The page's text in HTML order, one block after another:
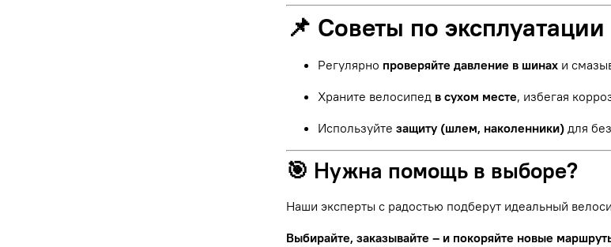
📌 Советы по эксплуатации
Регулярно проверяйте давление в шинах и
Храните велосипед в сухом месте, избегая
Используйте защиту (шлем, наколенники) для
🎯 Нужна помощь в выборе?
Наши эксперты с радостью подберут идеальный
Выбирайте, заказывайте – и покоряйте новые